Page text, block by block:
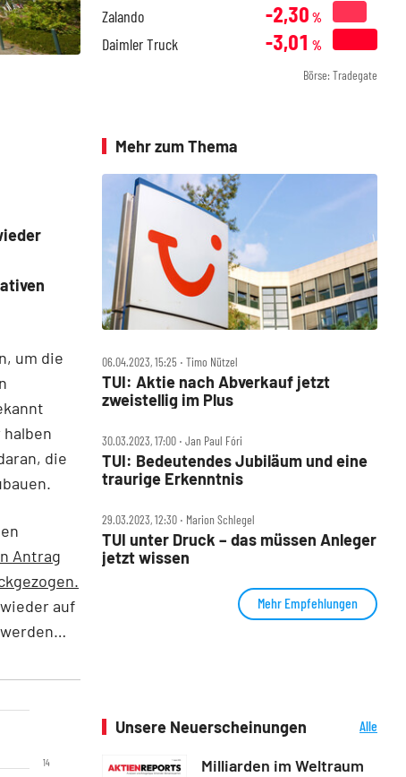
um die
die
Antrag
auf
14
Zalando -2,30 %
Daimler Truck -3,01 %
Börse: Tradegate
Mehr zum Thema
06.04.2023, 15:25 ‧ Timo Nützel
TUI: Aktie nach Abverkauf jetzt
zweistellig im Plus
30.03.2023, 17:00 ‧ Jan Paul Fóri
TUI: Bedeutendes Jubiläum und eine
traurige Erkenntnis
29.03.2023, 12:30 ‧ Marion Schlegel
TUI unter Druck – das müssen Anleger
jetzt wissen
Mehr Empfehlungen
Unsere Neuerscheinungen
Alle
Milliarden im Weltraum